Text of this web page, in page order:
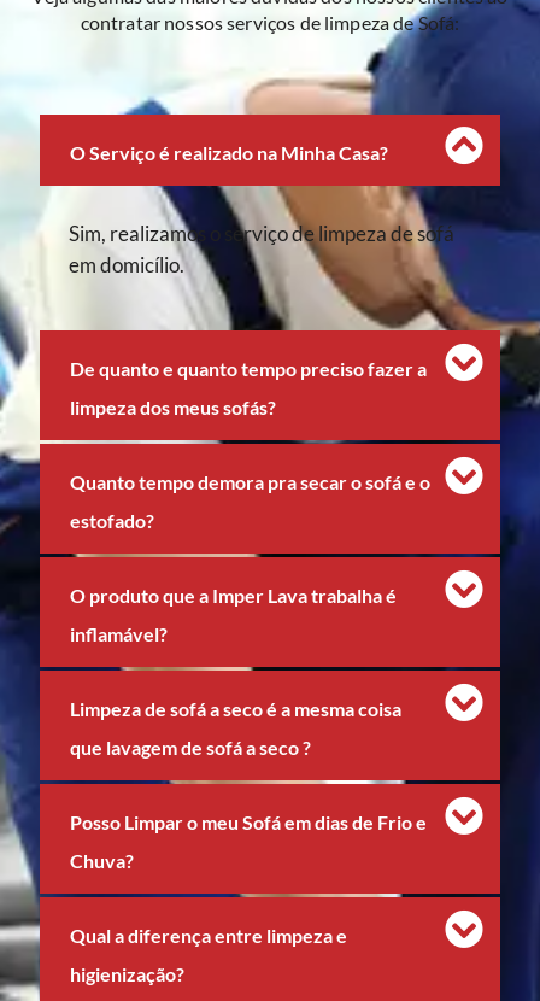
contratar nossos serviços de limpeza de Sofá:
O Serviço é realizado na Minha Casa?
Sim, realizamos o serviço de limpeza de sofá
em domicílio.
De quanto e quanto tempo preciso fazer a
limpeza dos meus sofás?
Quanto tempo demora pra secar o sofá e o
estofado?
O produto que a Imper Lava trabalha é
inflamável?
Limpeza de sofá a seco é a mesma coisa
que lavagem de sofá a seco ?
Posso Limpar o meu Sofá em dias de Frio e
Chuva?
Qual a diferença entre limpeza e
higienização?